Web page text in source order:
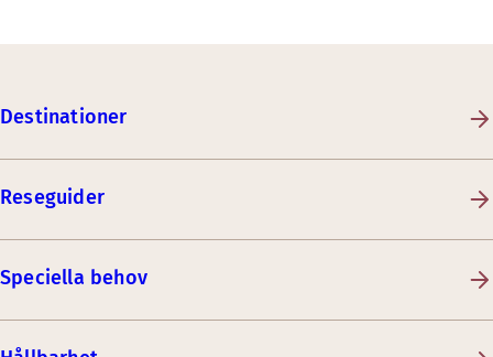
Destinationer
Reseguider
Speciella behov